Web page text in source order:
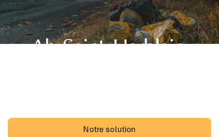
Ah, Saint-Herblain,
Notre solution